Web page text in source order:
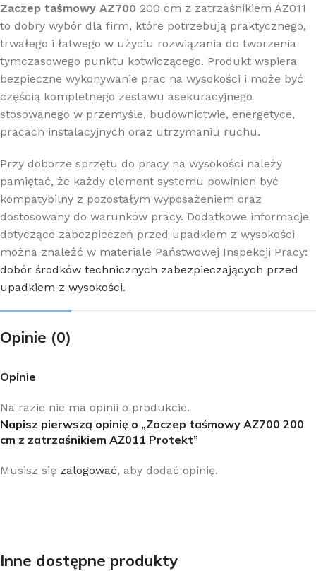
Zaczep taśmowy AZ700 200 cm z zatrzaśnikiem AZ011
to dobry wybór dla firm, które potrzebują praktycznego,
trwałego i łatwego w użyciu rozwiązania do tworzenia
tymczasowego punktu kotwiczącego. Produkt wspiera
bezpieczne wykonywanie prac na wysokości i może być
częścią kompletnego zestawu asekuracyjnego
stosowanego w przemyśle, budownictwie, energetyce,
pracach instalacyjnych oraz utrzymaniu ruchu.
Przy doborze sprzętu do pracy na wysokości należy
pamiętać, że każdy element systemu powinien być
kompatybilny z pozostałym wyposażeniem oraz
dostosowany do warunków pracy. Dodatkowe informacje
dotyczące zabezpieczeń przed upadkiem z wysokości
można znaleźć w materiale Państwowej Inspekcji Pracy:
dobór środków technicznych zabezpieczających przed
upadkiem z wysokości.
Opinie (0)
Opinie
Na razie nie ma opinii o produkcie.
Napisz pierwszą opinię o „Zaczep taśmowy AZ700 200
cm z zatrzaśnikiem AZ011 Protekt”
Musisz się zalogować, aby dodać opinię.
Inne dostępne produkty